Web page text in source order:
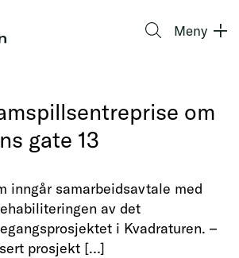
Søk
Meny
om
gate 13
inngår samarbeidsavtale med
av det
i Kvadraturen. –
prosjekt […]